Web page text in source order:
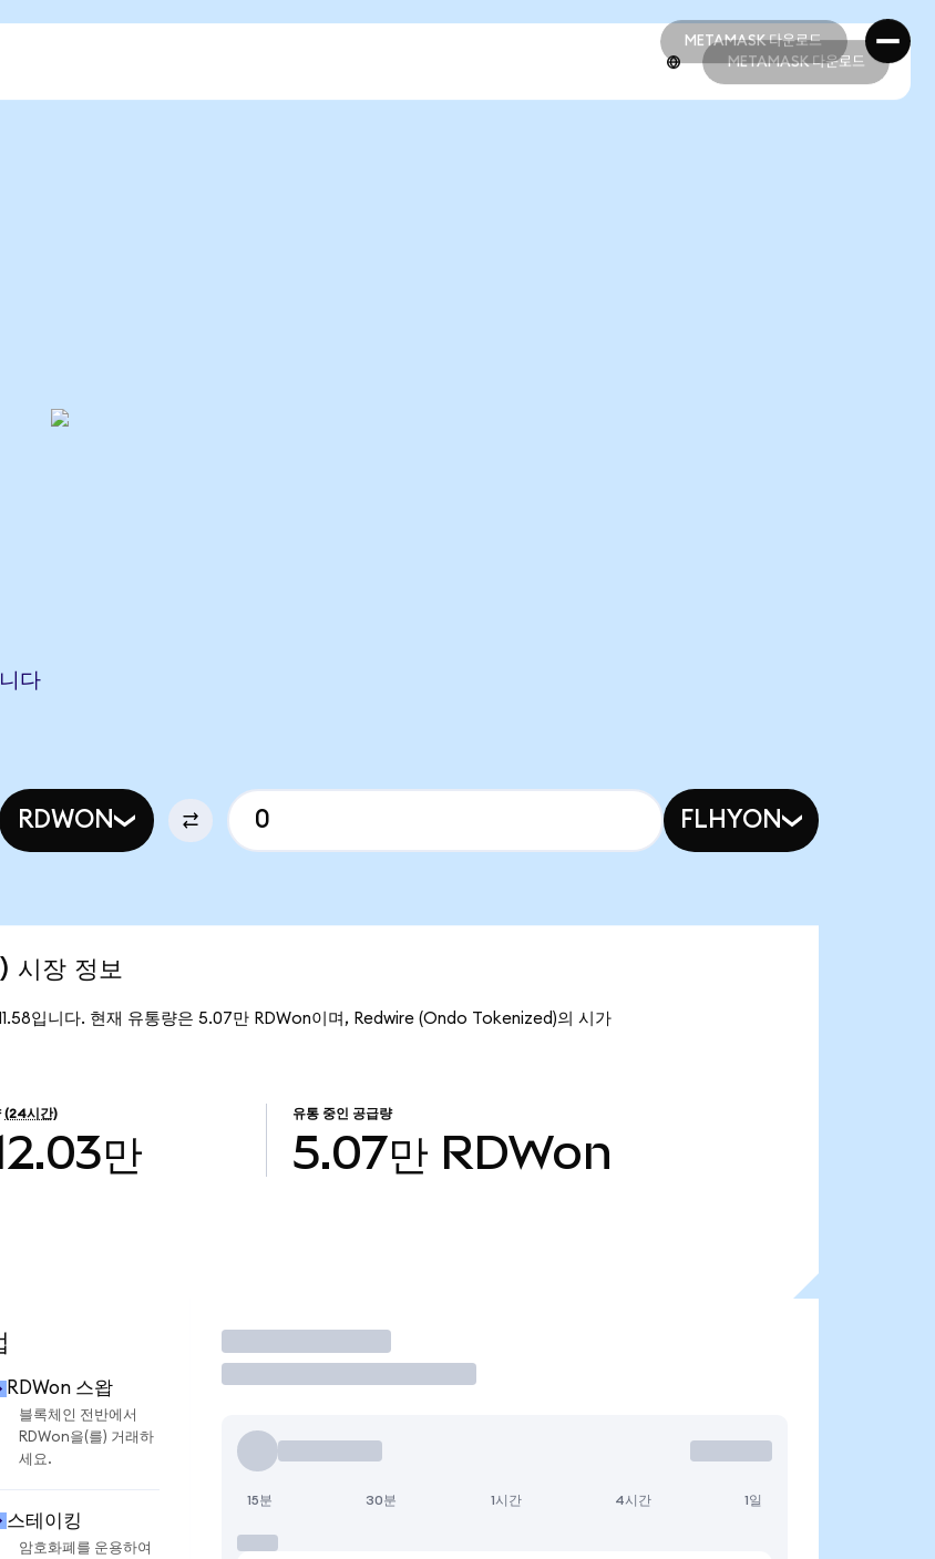
METAMASK 다운로드
METAMASK 다운로드
METAMASK 다운로드
다
RDWON FLHYON
장 정보
입니다. 현재 유통량은 5.07만 RDWon이며, Redwire (Ondo Tokenized)의 시가
(24시간)
만
유통 중인 공급량
5.07만 RDWon
RDWon 스왑
블록체인 전반에서
RDWon을(를) 거래하
세요.
스테이킹
암호화폐를 운용하여
거래
15분 30분 1시간 4시간 1일